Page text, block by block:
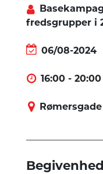
fredsgrupper i
06/08-2024
16:00 - 20:00